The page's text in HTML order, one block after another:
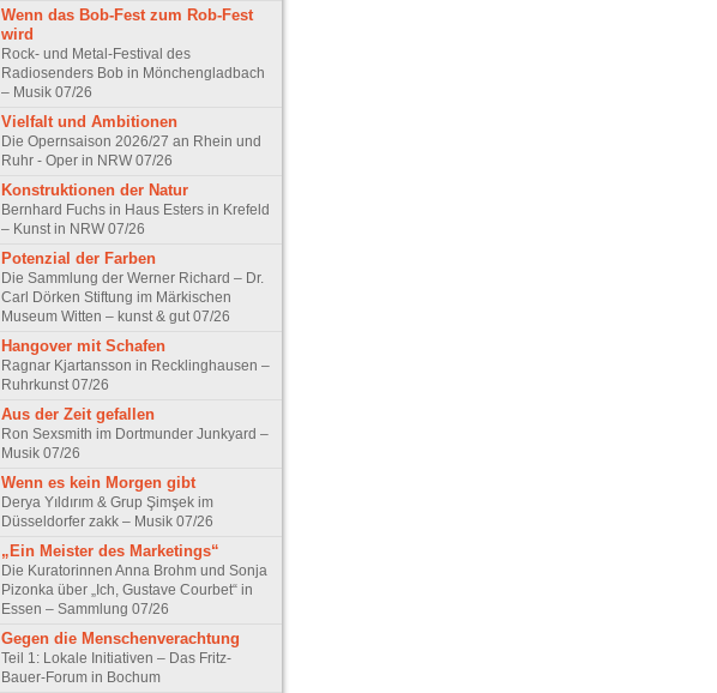
Wenn das Bob-Fest zum Rob-Fest
wird
Rock- und Metal-Festival des
Radiosenders Bob in Mönchengladbach
– Musik 07/26
Vielfalt und Ambitionen
Die Opernsaison 2026/27 an Rhein und
Ruhr - Oper in NRW 07/26
Konstruktionen der Natur
Bernhard Fuchs in Haus Esters in Krefeld
– Kunst in NRW 07/26
Potenzial der Farben
Die Sammlung der Werner Richard – Dr.
Carl Dörken Stiftung im Märkischen
Museum Witten – kunst & gut 07/26
Hangover mit Schafen
Ragnar Kjartansson in Recklinghausen –
Ruhrkunst 07/26
Aus der Zeit gefallen
Ron Sexsmith im Dortmunder Junkyard –
Musik 07/26
Wenn es kein Morgen gibt
Derya Yıldırım & Grup Şimşek im
Düsseldorfer zakk – Musik 07/26
„Ein Meister des Marketings“
Die Kuratorinnen Anna Brohm und Sonja
Pizonka über „Ich, Gustave Courbet“ in
Essen – Sammlung 07/26
Gegen die Menschenverachtung
Teil 1: Lokale Initiativen – Das Fritz-
Bauer-Forum in Bochum